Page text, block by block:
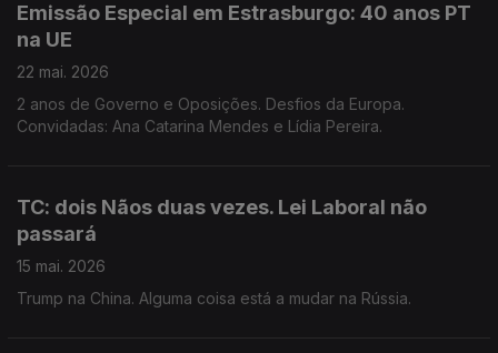
Emissão Especial em Estrasburgo: 40 anos PT
na UE
22 mai. 2026
2 anos de Governo e Oposições. Desfios da Europa.
Convidadas: Ana Catarina Mendes e Lídia Pereira.
TC: dois Nãos duas vezes. Lei Laboral não
passará
15 mai. 2026
Trump na China. Alguma coisa está a mudar na Rússia.